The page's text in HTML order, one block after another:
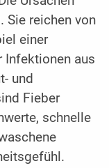
Sie reichen von
einer
Infektionen aus
und
Fieber
schnelle